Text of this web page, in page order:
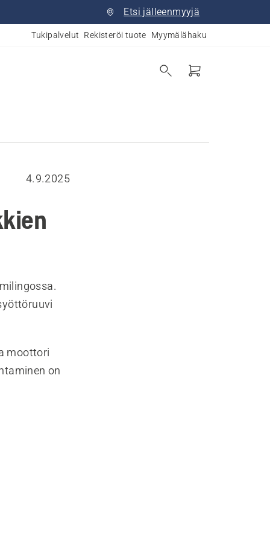
Etsi jälleenmyyjä
Tukipalvelut Rekisteröi tuote Myymälähaku
4.9.2025
moottori
on